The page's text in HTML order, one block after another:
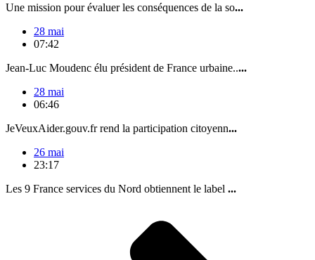
Une mission pour évaluer les conséquences de la so...
28 mai
07:42
Jean-Luc Moudenc élu président de France urbaine.....
28 mai
06:46
JeVeuxAider.gouv.fr rend la participation citoyenn...
26 mai
23:17
Les 9 France services du Nord obtiennent le label ...